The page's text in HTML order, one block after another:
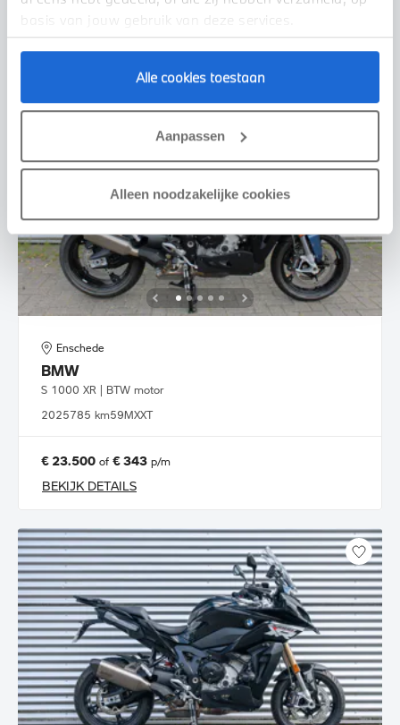
basis van jouw gebruik van deze services.
Alle cookies toestaan
Aanpassen
Alleen noodzakelijke cookies
€ 30.189of€ 393p/m
Enschede
BMW
S 1000 XR | BTW motor
2025785 km59MXXT
€ 23.500 of € 343 p/m
BEKIJK DETAILS